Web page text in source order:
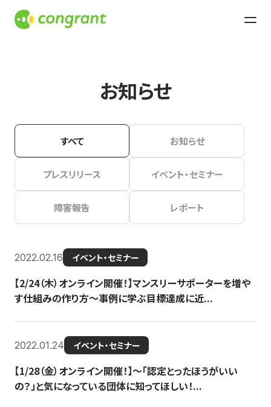
お知らせ
すべて お知らせ
プレスリリース イベント・セミナー
障害報告 レポート
2022.02.16 イベント・セミナー
【2/24（木）オンライン開催！】マンスリーサポーターを増や
す仕組みの作り方〜事例に学ぶ目標達成に近...
2022.01.24 イベント・セミナー
【1/28（金）オンライン開催！】〜「認定とったほうがいい
の？」と気になっている団体に知ってほしい！...